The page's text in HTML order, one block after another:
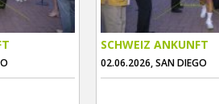
SCHWEIZ ANKUNFT
02.06.2026, SAN DIEGO